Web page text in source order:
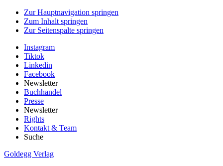
Zur Hauptnavigation springen
Zum Inhalt springen
Zur Seitenspalte springen
Instagram
Tiktok
Linkedin
Facebook
Newsletter
Buchhandel
Presse
Newsletter
Rights
Kontakt & Team
Suche
Goldegg Verlag